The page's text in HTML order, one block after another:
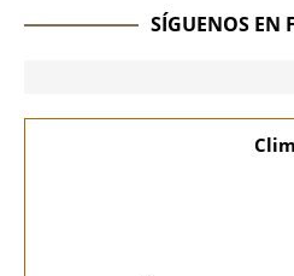
SÍGUENOS EN